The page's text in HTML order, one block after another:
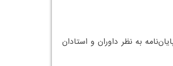
به نظر داوران و استادان